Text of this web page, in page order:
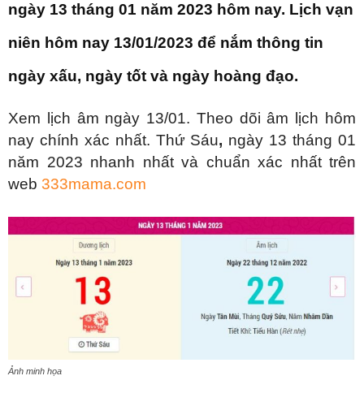
ngày 13 tháng 01 năm 2023 hôm nay. Lịch vạn
niên hôm nay 13/01/2023 để nắm thông tin
ngày xấu, ngày tốt và ngày hoàng đạo.
Xem lịch âm ngày 13/01. Theo dõi âm lịch hôm
nay chính xác nhất. Thứ Sáu, ngày 13 tháng 01
năm 2023 nhanh nhất và chuẩn xác nhất trên
web 333mama.com
Ảnh minh họa